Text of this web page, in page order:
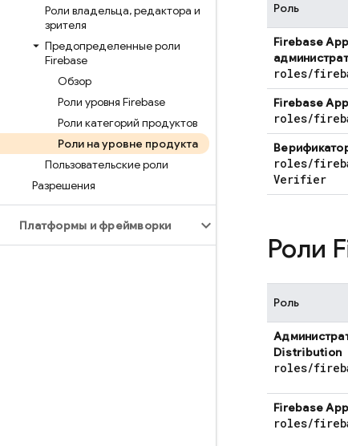
Роли владельца,редактора и
зрителя
Предопределенные роли
Firebase
Обзор
Роли уровня Firebase
Роли категорий продуктов
Роли на уровне продукта
Пользовательские роли
Разрешения
Платформы и фреймворки
Роль
Firebase
roles/
Firebase
roles/
roles/
Verifier
Роли
Роль
Distribution
roles/
Firebase
roles/